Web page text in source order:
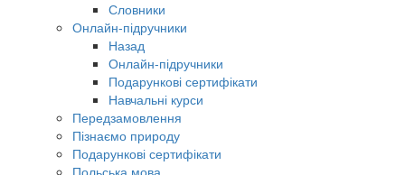
Словники
Онлайн-підручники
Назад
Онлайн-підручники
Подарункові сертифікати
Навчальні курси
Передзамовлення
Пізнаємо природу
Подарункові сертифікати
Польська мова